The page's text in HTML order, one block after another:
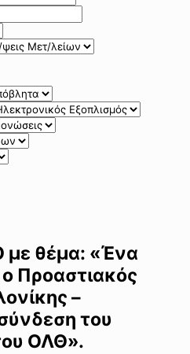
θέμα: «Ένα
Προαστιακός
–
του
ΟΛΘ».